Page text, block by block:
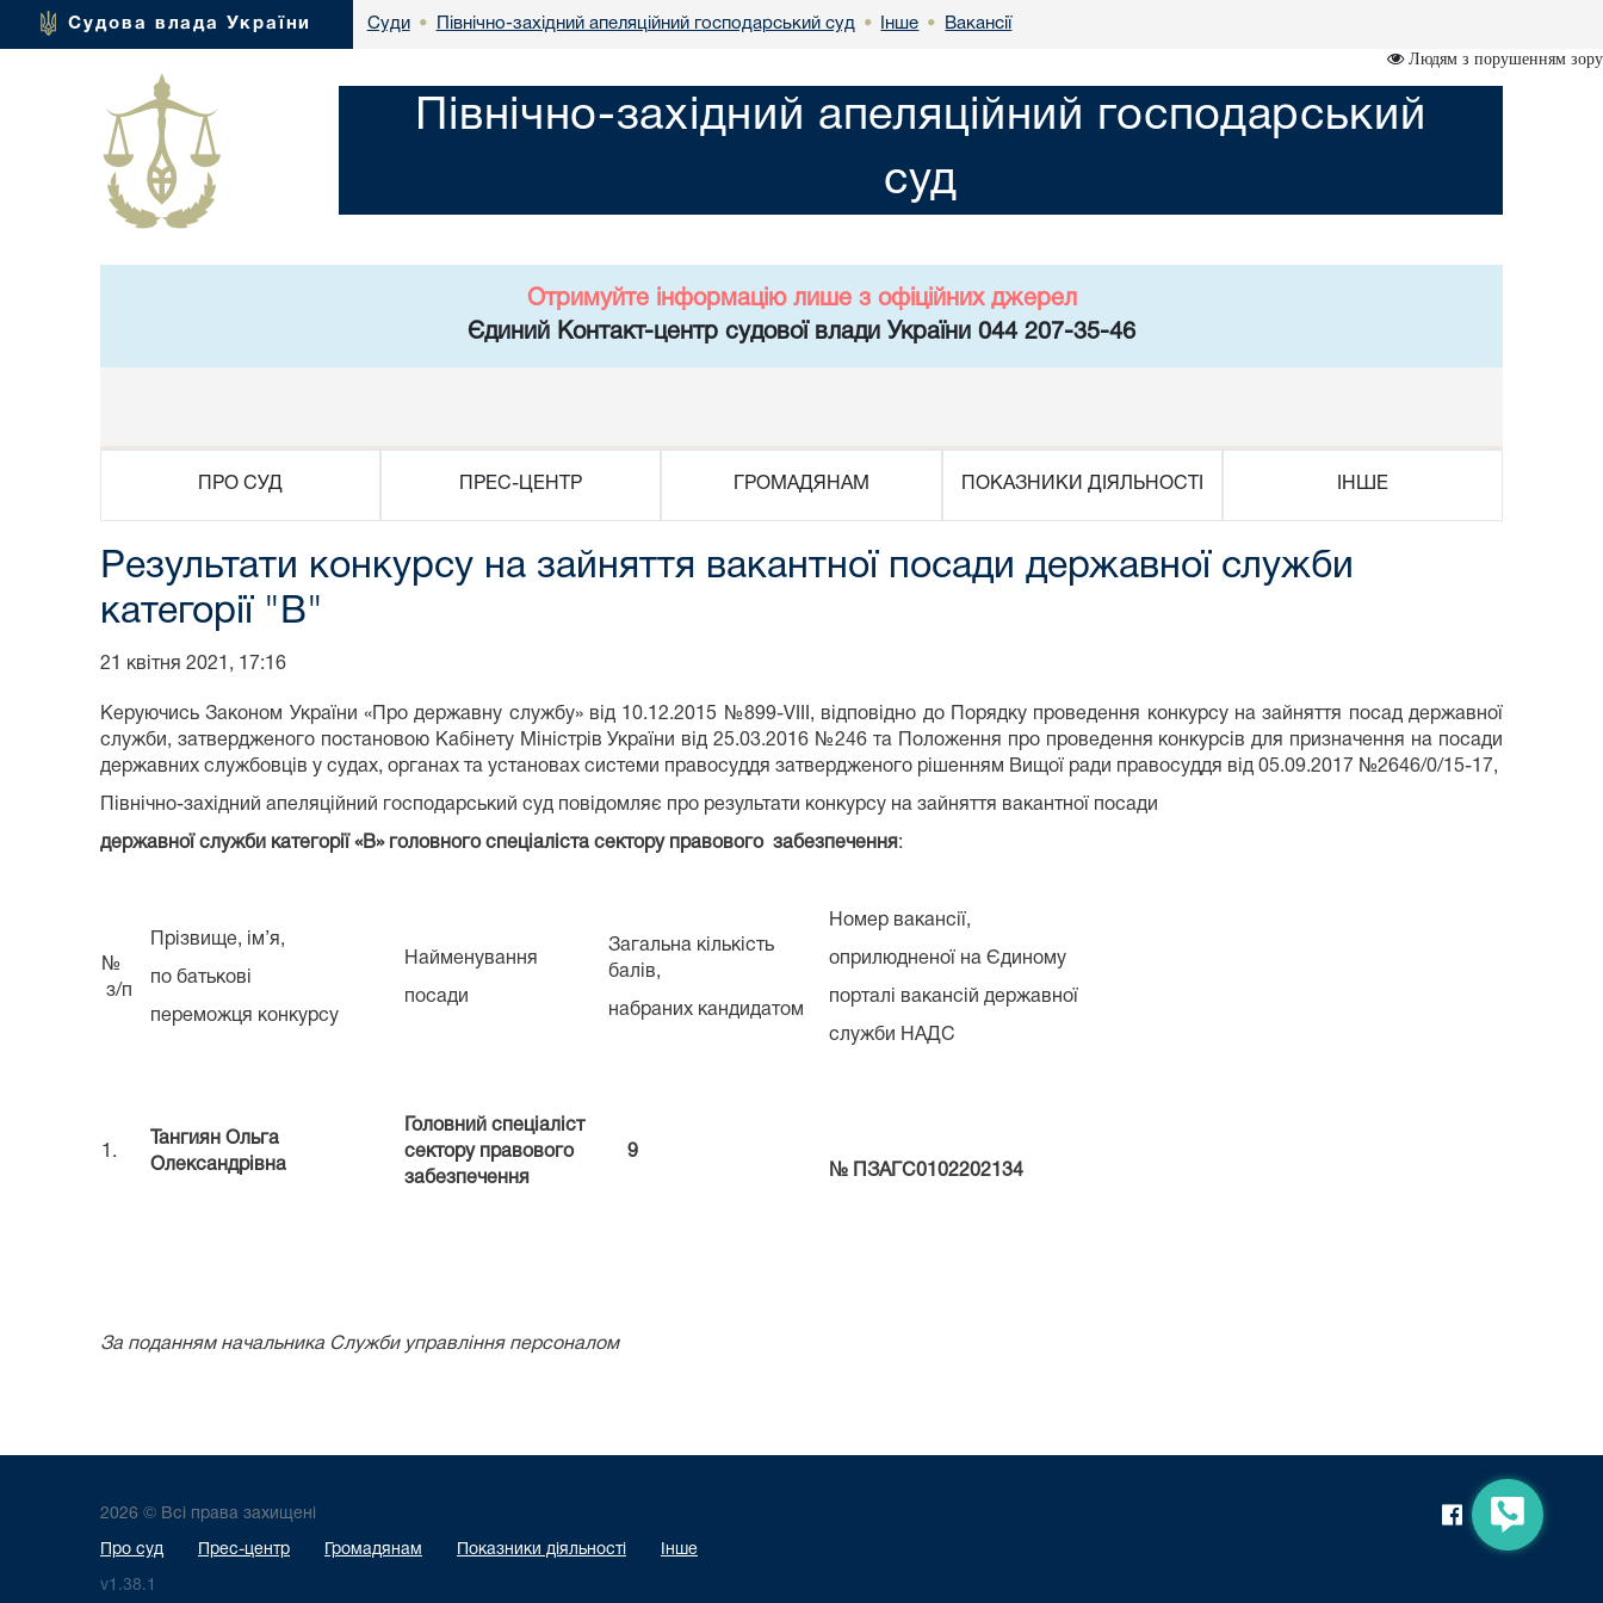
Судова влада України Суди • Північно-західний апеляційний господарський суд • Інше • Вакансії
Людям з порушенням зору
Північно-західний апеляційний господарський
суд
Отримуйте інформацію лише з офіційних джерел
Єдиний Контакт-центр судової влади України 044 207-35-46
ПРО СУД ПРЕС-ЦЕНТР ГРОМАДЯНАМ ПОКАЗНИКИ ДІЯЛЬНОСТІ ІНШЕ
Результати конкурсу на зайняття вакантної посади державної служби
категорії "В"
21 квітня 2021, 17:16
Керуючись Законом України «Про державну службу» від 10.12.2015 №899-VIII, відповідно до Порядку проведення конкурсу на зайняття посад державної
служби, затвердженого постановою Кабінету Міністрів України від 25.03.2016 №246 та Положення про проведення конкурсів для призначення на посади
державних службовців у судах, органах та установах системи правосуддя затвердженого рішенням Вищої ради правосуддя від 05.09.2017 №2646/0/15-17,
Північно-західний апеляційний господарський суд повідомляє про результати конкурсу на зайняття вакантної посади
державної служби категорії «В» головного спеціаліста сектору правового забезпечення:
№
з/п
Прізвище, ім’я,
по батькові
переможця конкурсу
Найменування
посади
Загальна кількість
балів,
набраних кандидатом
Номер вакансії,
оприлюдненої на Єдиному
порталі вакансій державної
служби НАДС
1.
Тангиян Ольга
Олександрівна
Головний спеціаліст
сектору правового
забезпечення
9
№ ПЗАГС0102202134
За поданням начальника Служби управління персоналом
2026 © Всі права захищені
Про суд Прес-центр Громадянам Показники діяльності Інше
v1.38.1